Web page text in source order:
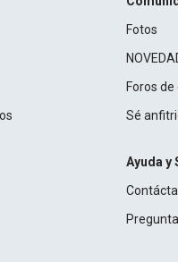
Fotos
Foros
Sé
Ayuda y